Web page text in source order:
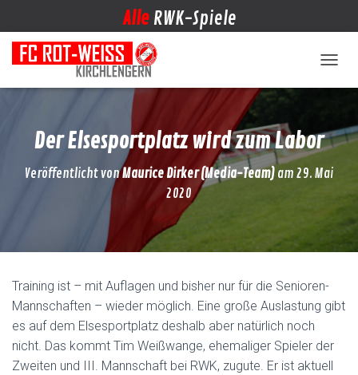
Alle RWK-Spiele
Der Elsesportplatz wird zum Labor
Veröffentlicht vonMaurice Dirker (Media-Team) am 29. Mai
2020
Training ist – mit Auflagen und bisher nur für die Senioren-
Mannschaften – wieder möglich. Eine große Auslastung gibt
es auf dem Elsesportplatz deshalb aber natürlich noch
nicht. Das kommt Tim Weißwange, ehemaliger Spieler der
Zweiten und III. Mannschaft bei RWK, zugute. Er ist aktuell